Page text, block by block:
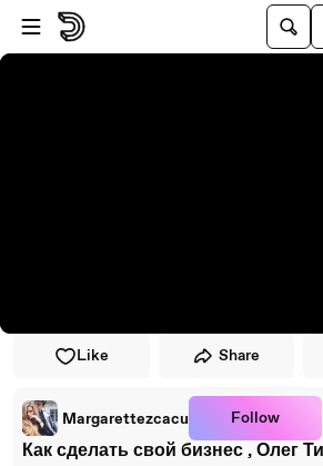
Skip to player
Skip to main content
Like Share
Margarettezcacu Follow
Как сделать свой бизнес , Олег